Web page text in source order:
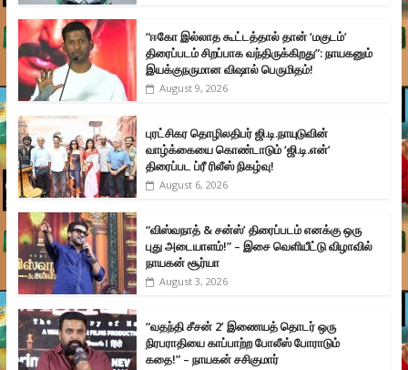
“ஈகோ இல்லாத கூட்டத்தால் தான் ‘மகுடம்’
திரைப்படம் சிறப்பாக வந்திருக்கிறது”: நாயகனும்
இயக்குநருமான விஷால் பெருமிதம்!
August 9, 2026
புரட்சிகர தொழிலதிபர் ஜி.டி.நாயுடுவின்
வாழ்க்கையை கொண்டாடும் ‘ஜி.டி.என்’
திரைப்பட ப்ரீ ரிலீஸ் நிகழ்வு!
August 6, 2026
“விஸ்வநாத் & சன்ஸ்’ திரைப்படம் எனக்கு ஒரு
புது அடையாளம்!” – இசை வெளியீட்டு விழாவில்
நாயகன் சூர்யா
August 3, 2026
“வதந்தி சீசன் 2’ இணையத் தொடர் ஒரு
நிரபராதியை காப்பாற்ற போலீஸ் போராடும்
கதை!” – நாயகன் சசிகுமார்